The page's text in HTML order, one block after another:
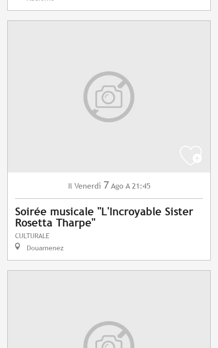
Il Venerdì 7 Ago A 21:45
Soirée musicale "L'Incroyable Sister
Rosetta Tharpe"
CULTURALE
Douarnenez